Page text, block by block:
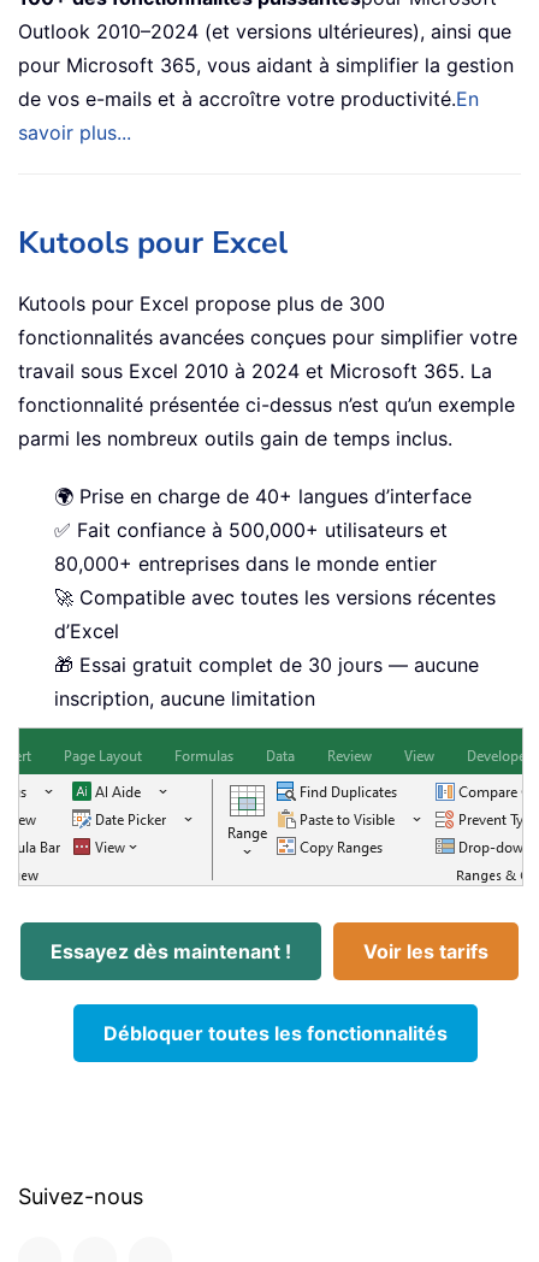
Outlook 2010–2024 (et versions ultérieures), ainsi que
pour Microsoft 365, vous aidant à simplifier la gestion
de vos e-mails et à accroître votre productivité.En
savoir plus...
Kutools pour Excel
Kutools pour Excel propose plus de 300
fonctionnalités avancées conçues pour simplifier votre
travail sous Excel 2010 à 2024 et Microsoft 365. La
fonctionnalité présentée ci-dessus n’est qu’un exemple
parmi les nombreux outils gain de temps inclus.
🌍 Prise en charge de 40+ langues d’interface
✅ Fait confiance à 500,000+ utilisateurs et
80,000+ entreprises dans le monde entier
🚀 Compatible avec toutes les versions récentes
d’Excel
🎁 Essai gratuit complet de 30 jours — aucune
inscription, aucune limitation
Essayez dès maintenant ! Voir les tarifs
Débloquer toutes les fonctionnalités
Suivez-nous